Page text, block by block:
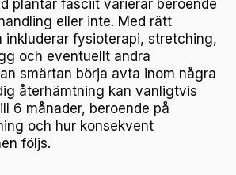
plantar fasciit varierar beroende
eller inte. Med rätt
inkluderar fysioterapi, stretching,
och eventuellt andra
smärtan börja avta inom några
återhämtning kan vanligtvis
6 månader, beroende på
och hur konsekvent
följs.